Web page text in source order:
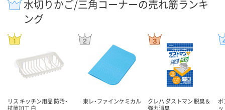
水切りかご/三角コーナーの売れ筋ランキ
ング
リス キッチン用品 防汚・
抗菌加工 白
東レ・ファインケミカル
クレハ ダストマン 脱臭＆
強力消臭
ボ